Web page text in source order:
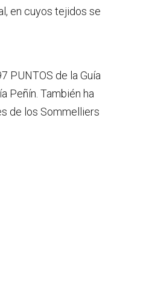
en cuyos tejidos se
PUNTOS de la Guía
Peñín. También ha
de los Sommelliers